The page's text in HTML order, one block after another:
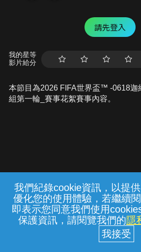
我們紀錄cookie資訊，以提
優化您的使用體驗，若繼續
即表示您同意我們使用
保護資訊，請閱覽我們的隱
請先登入
我的星等
影片給分
本節目為2026 FIFA世界盃™ -0618迦
組第一輪_賽事花絮賽事內容。
常見問題 線上客服 服務
中華電信股份有限公司個
(統一編號：96979949)